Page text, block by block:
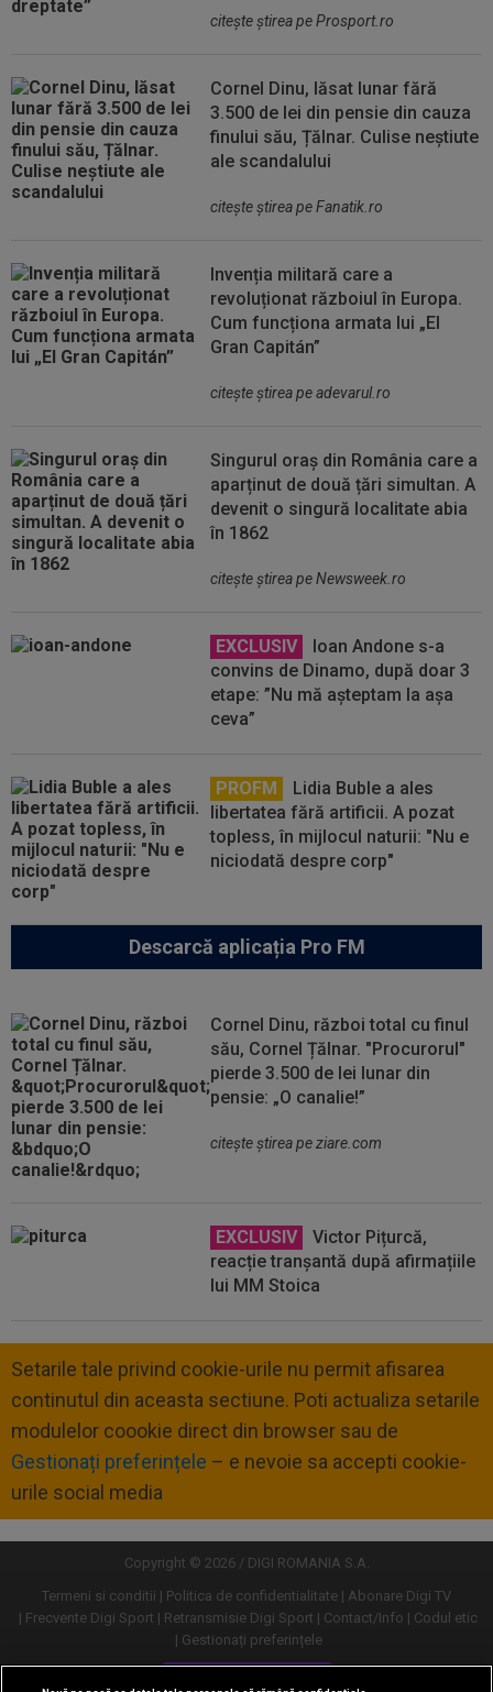
citeşte ştirea pe Prosport.ro
Cornel Dinu, lăsat lunar fără
3.500 de lei din pensie din cauza
finului său, Țălnar. Culise neștiute
ale scandalului
citeşte ştirea pe Fanatik.ro
Invenția militară care a
revoluționat războiul în Europa.
Cum funcționa armata lui „El
Gran Capitán”
citeşte ştirea pe adevarul.ro
Singurul oraș din România care a
aparținut de două țări simultan. A
devenit o singură localitate abia
în 1862
citeşte ştirea pe Newsweek.ro
EXCLUSIV
Ioan Andone s-a
convins de Dinamo, după doar 3
etape: ”Nu mă așteptam la așa
ceva”
PROFM
Lidia Buble a ales
libertatea fără artificii. A pozat
topless, în mijlocul naturii: "Nu e
niciodată despre corp"
Descarcă aplicația Pro FM
Cornel Dinu, război total cu finul
său, Cornel Țălnar. "Procurorul"
pierde 3.500 de lei lunar din
pensie: „O canalie!”
citeşte ştirea pe ziare.com
EXCLUSIV
Victor Pițurcă,
reacție tranșantă după afirmațiile
lui MM Stoica
Setarile tale privind cookie-urile nu permit afisarea
continutul din aceasta sectiune. Poti actualiza setarile
modulelor coookie direct din browser sau de
Gestionați preferințele – e nevoie sa accepti cookie-
urile social media
Copyright © 2026 / DIGI ROMANIA S.A.
Termeni si conditii
Politica de confidentialitate
Abonare Digi TV
Frecvente Digi Sport
Retransmisie Digi Sport Contact/Info
Codul etic
Gestionați preferințele
Versiune desktop